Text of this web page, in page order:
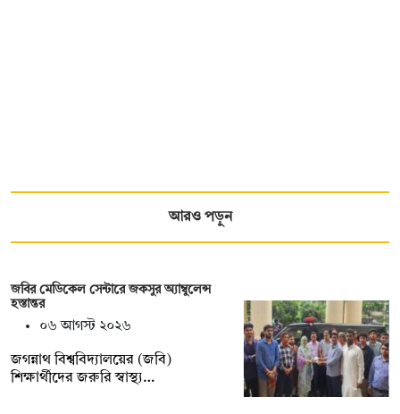
আরও পড়ুন
জবির মেডিকেল সেন্টারে জকসুর অ্যাম্বুলেন্স
হস্তান্তর
০৬ আগস্ট ২০২৬
জগন্নাথ বিশ্ববিদ্যালয়ের (জবি)
শিক্ষার্থীদের জরুরি স্বাস্থ্য…